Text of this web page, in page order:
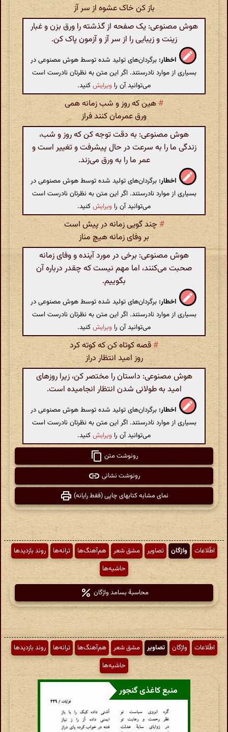
باز کن خاک عشوه از سر آز
هوش مصنوعی: یک صفحه از گذشته را ورق بزن و غبار
زینت و زیبایی را از سر آز و آزمون پاک کن.
اخطار: برگردان‌های تولید شده توسط هوش مصنوعی در
بسیاری از موارد نادرستند. اگر این متن به نظرتان نادرست است
می‌توانید آن را ویرایشکنید.
#هین که روز و شب زمانه همی
ورق عمرمان کنند فراز
هوش مصنوعی: به دقت توجه کن که روز و شب،
زندگی ما را به سرعت در حال پیشرفت و تغییر است و
عمر ما را به ورق می‌زند.
اخطار: برگردان‌های تولید شده توسط هوش مصنوعی در
بسیاری از موارد نادرستند. اگر این متن به نظرتان نادرست است
می‌توانید آن را ویرایشکنید.
# چند گویی زمانه در پیش است
بر وفای زمانه هیچ مناز
هوش مصنوعی: برخی در مورد آینده و وفای زمانه
صحبت می‌کنند، اما مهم نیست که چقدر درباره آن
بگوییم.
اخطار: برگردان‌های تولید شده توسط هوش مصنوعی در
بسیاری از موارد نادرستند. اگر این متن به نظرتان نادرست است
می‌توانید آن را ویرایشکنید.
# قصه کوتاه کن که کوته کرد
روز امید انتظار دراز
هوش مصنوعی: داستان را مختصر کن، زیرا روزهای
امید به طولانی شدن انتظار انجامیده است.
اخطار: برگردان‌های تولید شده توسط هوش مصنوعی در
بسیاری از موارد نادرستند. اگر این متن به نظرتان نادرست است
می‌توانید آن را ویرایشکنید.
رونوشت متن
رونوشت نشانی
نمای مشابه کتابهای چاپی (فقط رایانه)
اطّلاعات واژگان تصاویر مشق شعر هم‌آهنگ‌ها ترانه‌ها
روند بازدیدها
حاشیه‌ها
محاسبهٔ بسامد واژگان
اطّلاعات واژگان تصاویر مشق شعر هم‌آهنگ‌ها ترانه‌ها
روند بازدیدها
حاشیه‌ها
منبع کاغذی گنجور